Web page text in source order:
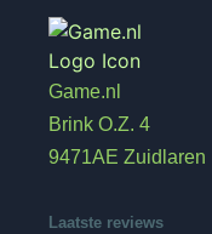
Game.nl
Brink O.Z. 4
9471AE Zuidlaren
Laatste reviews